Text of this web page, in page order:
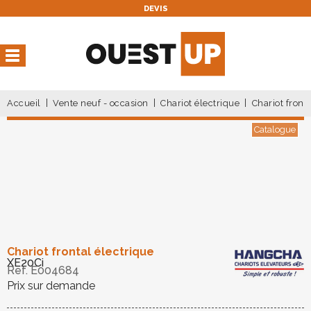
DEVIS
Accueil Vente neuf - occasion Chariot électrique Chariot
Catalogue
Chariot frontal électrique
XE20Ci
Ref.E004684
Prix sur demande
Vous avez une réservation
en cours
Vous n'avez pas de réservation en cours